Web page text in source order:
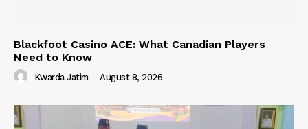
Blackfoot Casino ACE: What Canadian Players
Need to Know
Kwarda Jatim - August 8, 2026